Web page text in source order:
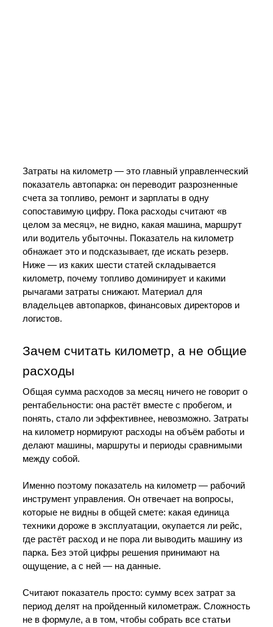
Затраты на километр — это главный управленческий
показатель автопарка: он переводит разрозненные
счета за топливо, ремонт и зарплаты в одну
сопоставимую цифру. Пока расходы считают «в
целом за месяц», не видно, какая машина, маршрут
или водитель убыточны. Показатель на километр
обнажает это и подсказывает, где искать резерв.
Ниже — из каких шести статей складывается
километр, почему топливо доминирует и какими
рычагами затраты снижают. Материал для
владельцев автопарков, финансовых директоров и
логистов.
Зачем считать километр, а не общие
расходы
Общая сумма расходов за месяц ничего не говорит о
рентабельности: она растёт вместе с пробегом, и
понять, стало ли эффективнее, невозможно. Затраты
на километр нормируют расходы на объём работы и
делают машины, маршруты и периоды сравнимыми
между собой.
Именно поэтому показатель на километр — рабочий
инструмент управления. Он отвечает на вопросы,
которые не видны в общей смете: какая единица
техники дороже в эксплуатации, окупается ли рейс,
где растёт расход и не пора ли выводить машину из
парка. Без этой цифры решения принимают на
ощущение, а с ней — на данные.
Считают показатель просто: сумму всех затрат за
период делят на пройденный километраж. Сложность
не в формуле, а в том, чтобы собрать все статьи